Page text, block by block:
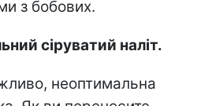
з бобових.
сіруватий наліт.
неоптимальна